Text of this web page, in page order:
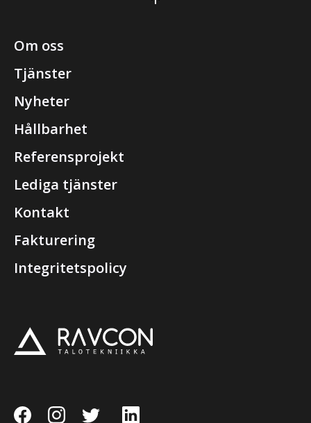
Om oss
Tjänster
Nyheter
Hållbarhet
Referensprojekt
Lediga tjänster
Kontakt
Fakturering
Integritetspolicy